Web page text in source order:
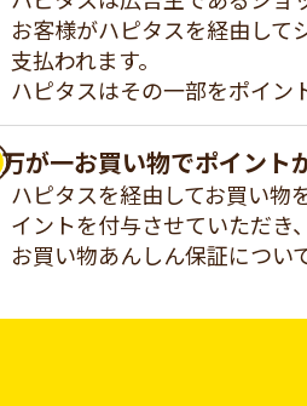
お客様がハピタスを経由して
支払われます。
ハピタスはその一部をポイン
万が一お買い物でポイント
ハピタスを経由してお買い物
イントを付与させていただき
お買い物あんしん保証につい